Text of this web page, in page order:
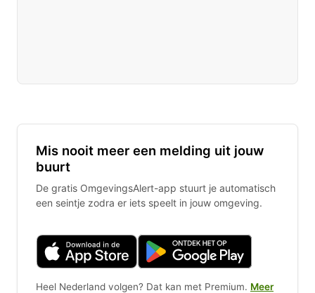
Mis nooit meer een melding uit jouw
buurt
De gratis OmgevingsAlert-app stuurt je automatisch
een seintje zodra er iets speelt in jouw omgeving.
Heel Nederland volgen? Dat kan met Premium. Meer